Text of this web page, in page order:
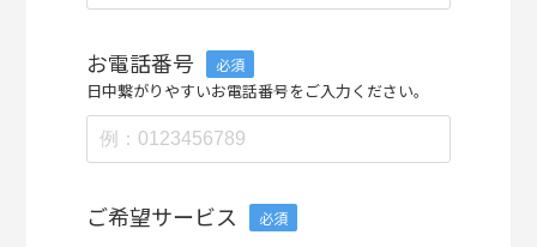
お電話番号 必須
日中繋がりやすいお電話番号をご入力ください。
ご希望サービス 必須